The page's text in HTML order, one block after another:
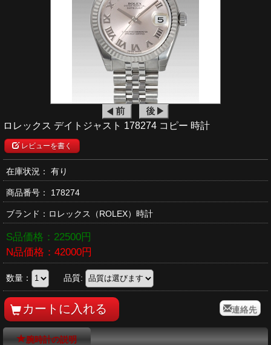
ロレックス デイトジャスト 178274 コピー 時計
レビューを書く
在庫状況： 有り
商品番号： 178274
ブランド： ロレックス （ROLEX）時計
S品価格： 22500円
N品価格： 42000円
数量： 品質:
連絡先
腕時計の説明